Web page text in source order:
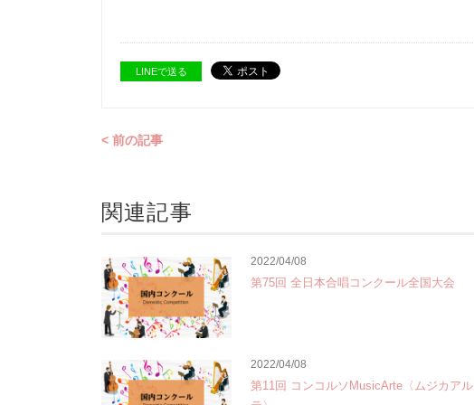
LINEで送る
< 前の記事
関連記事
2022/04/08
第75回 全日本合唱コンクール全国大会
2022/04/08
第11回 コンコルソMusicArte〈ムジカアル